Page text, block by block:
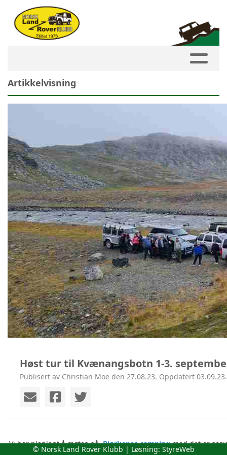
Artikkelvisning
Høst tur til Kvænangsbotn 1-3.
Publisert av Christian Moe den 27.08.23. Oppdatert 03.09.23.
Vi har planlagt å møtes på Bjørkenes camping med det er
© Norsk Land Rover Klubb | Løsning: StyreWeb